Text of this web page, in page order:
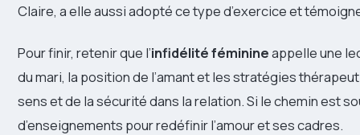
Claire, a elle aussi adopté ce type d’exercice et
Pour finir, retenir que l’infidélité féminineappelle une
du mari, la position de l’amant et les stratégies
sens et de la sécurité dans la relation. Si le chemin est
d’enseignements pour redéfinir l’amour et ses cadres.